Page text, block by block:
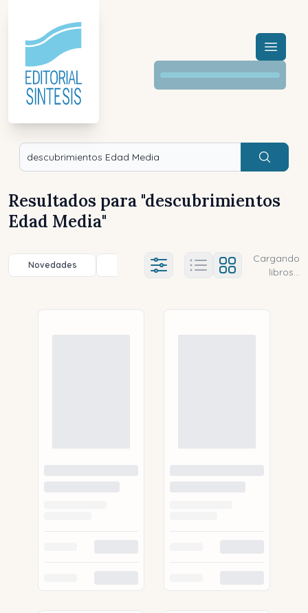
Menú
Buscar
Resultados para "descubrimientos
Edad Media"
Novedades Título (a-z) Título (z-a)
Ajustes abierto
Cargando
libros...